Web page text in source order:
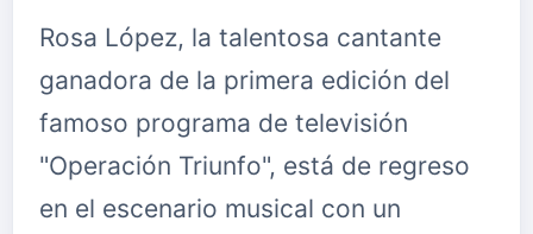
Rosa López, la talentosa cantante
ganadora de la primera edición del
famoso programa de televisión
"Operación Triunfo", está de regreso
en el escenario musical con un